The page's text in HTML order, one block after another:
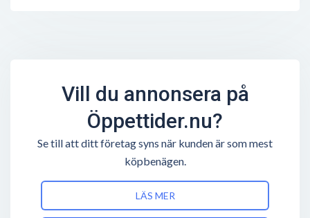
Vill du annonsera på
Öppettider.nu?
Se till att ditt företag syns när kunden är som mest
köpbenägen.
LÄS MER